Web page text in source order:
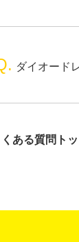
ダイオード
くある質問ト